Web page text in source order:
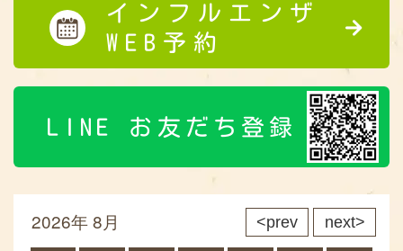
インフルエンザ
WEB予約
LINE お友だち登録
prev
2026年 8月 next